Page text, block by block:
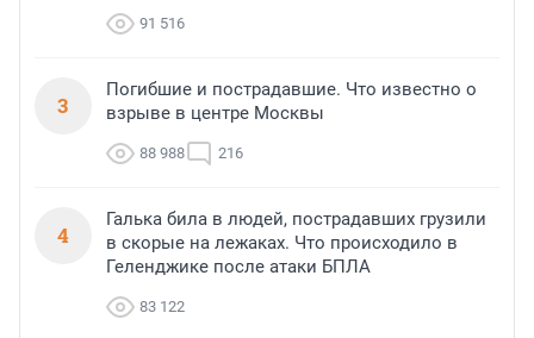
91 516
3
Погибшие и пострадавшие. Что известно о
взрыве в центре Москвы
88 988 216
4
Галька била в людей, пострадавших грузили
в скорые на лежаках. Что происходило в
Геленджике после атаки БПЛА
83 122